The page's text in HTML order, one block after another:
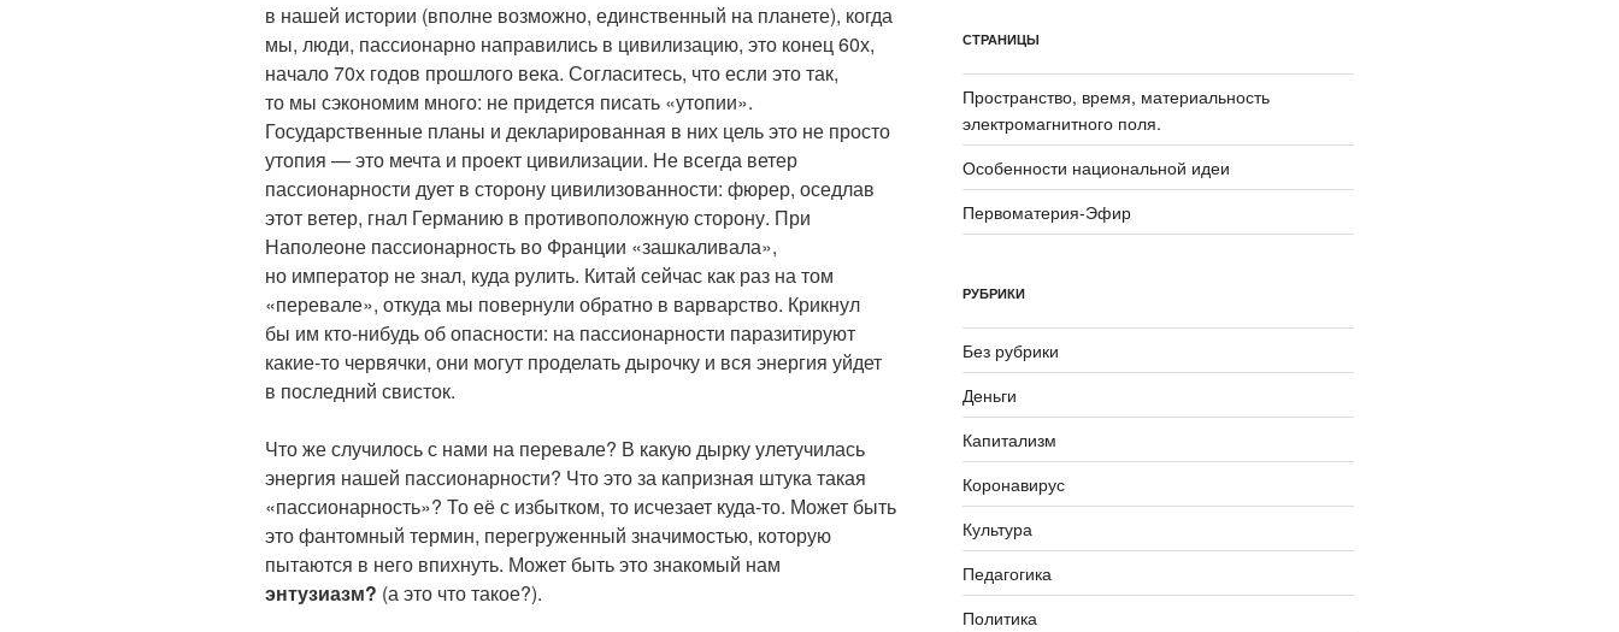
в нашей истории (вполне возможно, единственный на планете), когда
мы, люди, пассионарно направились в цивилизацию, это конец 60х,
начало 70х годов прошлого века. Согласитесь, что если это так,
то мы сэкономим много: не придется писать «утопии».
Государственные планы и декларированная в них цель это не просто
утопия — это мечта и проект цивилизации. Не всегда ветер
пассионарности дует в сторону цивилизованности: фюрер, оседлав
этот ветер, гнал Германию в противоположную сторону. При
Наполеоне пассионарность во Франции «зашкаливала»,
но император не знал, куда рулить. Китай сейчас как раз на том
«перевале», откуда мы повернули обратно в варварство. Крикнул
бы им кто-нибудьоб опасности: на пассионарности паразитируют
какие-то червячки, они могут проделать дырочку и вся энергия уйдет
в последний свисток.
Что же случилось с нами на перевале? В какую дырку улетучилась
энергия нашей пассионарности? Что это за капризная штука такая
«пассионарность»? То её с избытком, то исчезает куда-то. Может быть
это фантомный термин, перегруженный значимостью, которую
пытаются в него впихнуть. Может быть это знакомый нам
энтузиазм? (а это что такое?).
СТРАНИЦЫ
Пространство, время, материальность
электромагнитного поля.
Особенности национальной идеи
Первоматерия-Эфир
РУБРИКИ
Без рубрики
Деньги
Капитализм
Коронавирус
Культура
Педагогика
Политика